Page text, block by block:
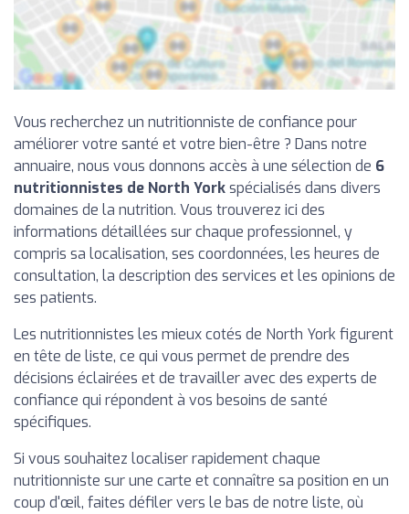
Vous recherchez un nutritionniste de confiance pour
améliorer votre santé et votre bien-être ? Dans notre
annuaire, nous vous donnons accès à une sélection de 6
nutritionnistes de North Yorkspécialisés dans divers
domaines de la nutrition. Vous trouverez ici des
informations détaillées sur chaque professionnel, y
compris sa localisation, ses coordonnées, les heures de
consultation, la description des services et les opinions de
ses patients.
Les nutritionnistes les mieux cotés de North York figurent
en tête de liste, ce qui vous permet de prendre des
décisions éclairées et de travailler avec des experts de
confiance qui répondent à vos besoins de santé
spécifiques.
Si vous souhaitez localiser rapidement chaque
nutritionniste sur une carte et connaître sa position en un
coup d'œil, faites défiler vers le bas de notre liste, où